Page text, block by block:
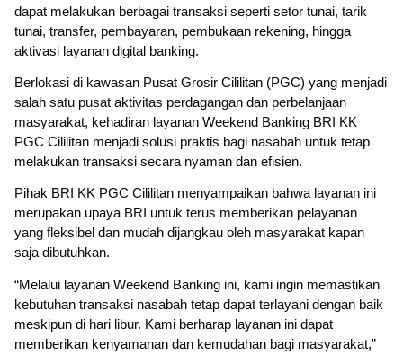
dapat melakukan berbagai transaksi seperti setor tunai, tarik
tunai, transfer, pembayaran, pembukaan rekening, hingga
aktivasi layanan digital banking.
Berlokasi di kawasan Pusat Grosir Cililitan (PGC) yang menjadi
salah satu pusat aktivitas perdagangan dan perbelanjaan
masyarakat, kehadiran layanan Weekend Banking BRI KK
PGC Cililitan menjadi solusi praktis bagi nasabah untuk tetap
melakukan transaksi secara nyaman dan efisien.
Pihak BRI KK PGC Cililitan menyampaikan bahwa layanan ini
merupakan upaya BRI untuk terus memberikan pelayanan
yang fleksibel dan mudah dijangkau oleh masyarakat kapan
saja dibutuhkan.
“Melalui layanan Weekend Banking ini, kami ingin memastikan
kebutuhan transaksi nasabah tetap dapat terlayani dengan baik
meskipun di hari libur. Kami berharap layanan ini dapat
memberikan kenyamanan dan kemudahan bagi masyarakat,”